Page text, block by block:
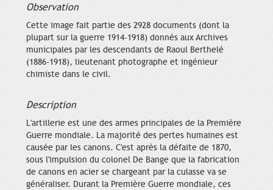
Observation
Cette image fait partie des 2928 documents (dont la
plupart sur la guerre 1914-1918) donnés aux Archives
municipales par les descendants de Raoul Berthelé
(1886-1918), lieutenant photographe et ingénieur
chimiste dans le civil.
Description
L'artillerie est une des armes principales de la Première
Guerre mondiale. La majorité des pertes humaines est
causée par les canons. C'est après la défaite de 1870,
sous l'impulsion du colonel De Bange que la fabrication
de canons en acier se chargeant par la culasse va se
généraliser. Durant la Première Guerre mondiale, ces